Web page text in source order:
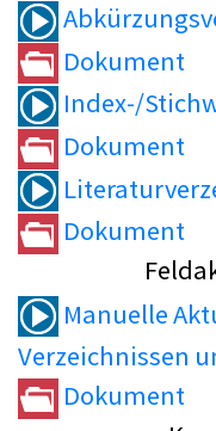
Dokument
Index-/
Dokument
Dokument
Manuelle
Verzeichnissen
Dokument